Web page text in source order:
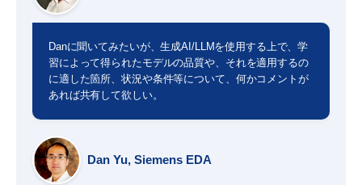
Danに聞いてみたいが、生成AI/LLMを使用する上で、学
習によって得られたモデルの品質や、それを適用するの
に適した箇所、状況や条件等について、何かコメントが
あれば共有して欲しい。
Dan Yu, Siemens EDA